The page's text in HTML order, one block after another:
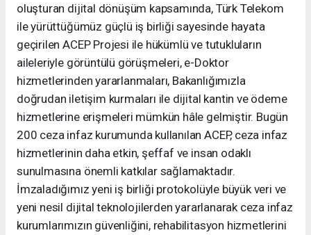
oluşturan dijital dönüşüm kapsamında, Türk Telekom
ile yürüttüğümüz güçlü iş birliği sayesinde hayata
geçirilen ACEP Projesi ile hükümlü ve tutukluların
aileleriyle görüntülü görüşmeleri, e-Doktor
hizmetlerinden yararlanmaları, Bakanlığımızla
doğrudan iletişim kurmaları ile dijital kantin ve ödeme
hizmetlerine erişmeleri mümkün hâle gelmiştir. Bugün
200 ceza infaz kurumunda kullanılan ACEP, ceza infaz
hizmetlerinin daha etkin, şeffaf ve insan odaklı
sunulmasına önemli katkılar sağlamaktadır.
İmzaladığımız yeni iş birliği protokolüyle büyük veri ve
yeni nesil dijital teknolojilerden yararlanarak ceza infaz
kurumlarımızın güvenliğini, rehabilitasyon hizmetlerini